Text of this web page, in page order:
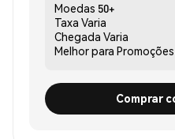
Moedas 50+
Taxa Varia
Chegada Varia
Melhor para
Comprar